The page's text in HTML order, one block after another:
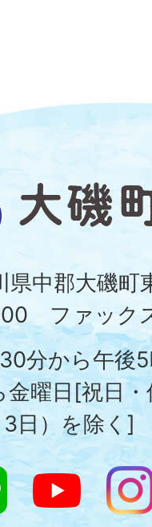
大
磯
町
県中郡大磯
ファック
分から午後
金曜日[祝日
日）を除く]